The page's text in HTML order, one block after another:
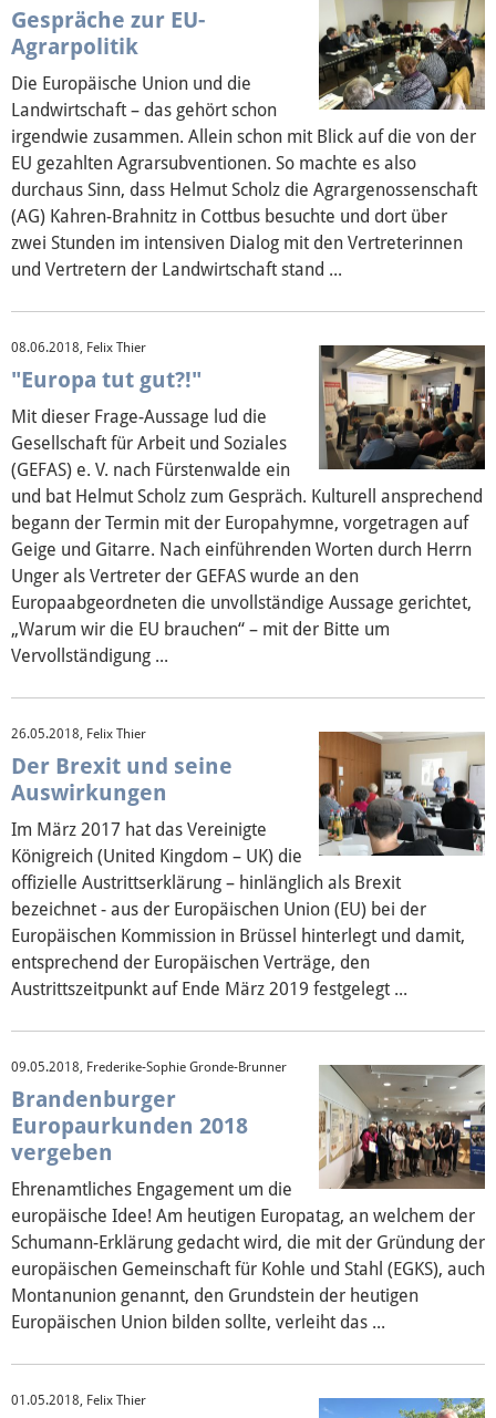
Gespräche zur EU-
Agrarpolitik
Die Europäische Union und die
Landwirtschaft – das gehört schon
irgendwie zusammen. Allein schon mit Blick auf die von der
EU gezahlten Agrarsubventionen. So machte es also
durchaus Sinn, dass Helmut Scholz die Agrargenossenschaft
(AG) Kahren-Brahnitz in Cottbus besuchte und dort über
zwei Stunden im intensiven Dialog mit den Vertreterinnen
und Vertretern der Landwirtschaft stand ...
08.06.2018, Felix Thier
"Europa tut gut?!"
Mit dieser Frage-Aussage lud die
Gesellschaft für Arbeit und Soziales
(GEFAS) e. V. nach Fürstenwalde ein
und bat Helmut Scholz zum Gespräch. Kulturell ansprechend
begann der Termin mit der Europahymne, vorgetragen auf
Geige und Gitarre. Nach einführenden Worten durch Herrn
Unger als Vertreter der GEFAS wurde an den
Europaabgeordneten die unvollständige Aussage gerichtet,
„Warum wir die EU brauchen“ – mit der Bitte um
Vervollständigung ...
26.05.2018, Felix Thier
Der Brexit und seine
Auswirkungen
Im März 2017 hat das Vereinigte
Königreich (United Kingdom – UK) die
offizielle Austrittserklärung – hinlänglich als Brexit
bezeichnet - aus der Europäischen Union (EU) bei der
Europäischen Kommission in Brüssel hinterlegt und damit,
entsprechend der Europäischen Verträge, den
Austrittszeitpunkt auf Ende März 2019 festgelegt ...
09.05.2018, Frederike-Sophie Gronde-Brunner
Brandenburger
Europaurkunden 2018
vergeben
Ehrenamtliches Engagement um die
europäische Idee! Am heutigen Europatag, an welchem der
Schumann-Erklärung gedacht wird, die mit der Gründung der
europäischen Gemeinschaft für Kohle und Stahl (EGKS), auch
Montanunion genannt, den Grundstein der heutigen
Europäischen Union bilden sollte, verleiht das ...
01.05.2018, Felix Thier